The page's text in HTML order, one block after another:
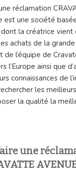
réclamation
est une société
dont la créatrice
achats de la
de l’équipe de
l’Europe ainsi que
connaissances de
les
la qualité la
une